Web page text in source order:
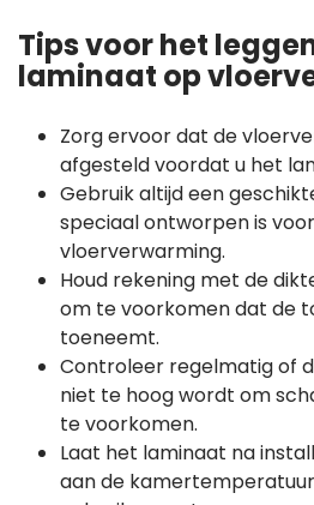
Tips voor het
laminaat op
Zorg ervoor dat de
afgesteld voordat u het
Gebruik altijd een
speciaal ontworpen is
vloerverwarming.
Houd rekening met de
om te voorkomen dat de
toeneemt.
Controleer regelmatig of
niet te hoog wordt om
te voorkomen.
Laat het laminaat na
aan de